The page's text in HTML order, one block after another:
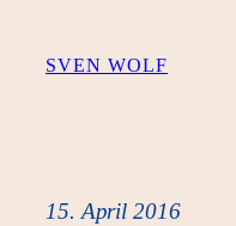
Inhalt
SVEN WOLF
15. April 2016